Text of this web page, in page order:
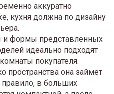
аккуратно
кухня должна по дизайну
и формы представленных
идеально подходят
покупателя.
пространства она займет
правило, в больших